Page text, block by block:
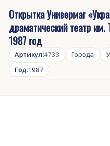
Открытка Универмаг
драматический театр им.
1987 год
Артикул:4733 Города
Год:1987